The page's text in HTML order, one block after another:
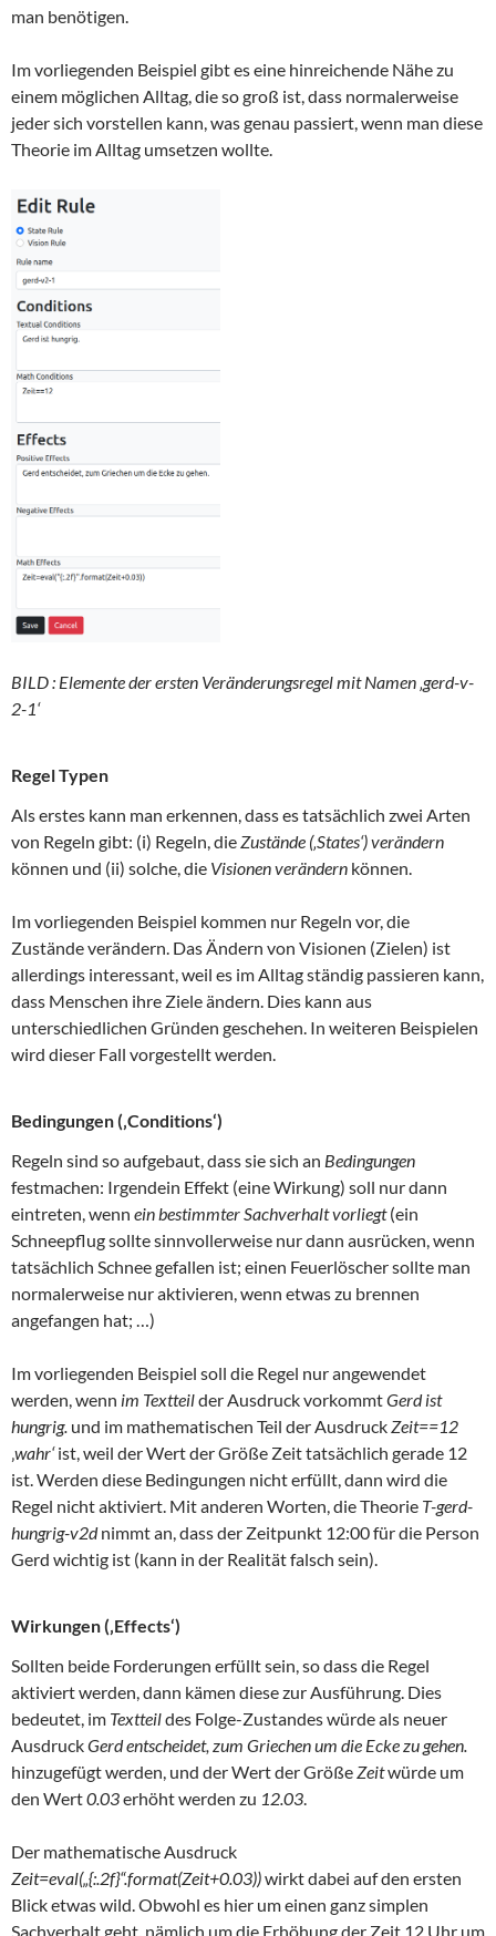
man benötigen.
Im vorliegenden Beispiel gibt es eine hinreichende Nähe zu
einem möglichen Alltag, die so groß ist, dass normalerweise
jeder sich vorstellen kann, was genau passiert, wenn man diese
Theorie im Alltag umsetzen wollte.
BILD : Elemente der ersten Veränderungsregel mit Namen ‚gerd-v-
2-1‘
Regel Typen
Als erstes kann man erkennen, dass es tatsächlich zwei Arten
von Regeln gibt: (i) Regeln, dieZustände (‚States‘) verändern
können und (ii) solche, die Visionenverändern können.
Im vorliegenden Beispiel kommen nur Regeln vor, die
Zustände verändern. Das Ändern von Visionen (Zielen) ist
allerdings interessant, weil es im Alltag ständig passieren kann,
dass Menschen ihre Ziele ändern. Dies kann aus
unterschiedlichen Gründen geschehen. In weiteren Beispielen
wird dieser Fall vorgestellt werden.
Bedingungen (‚Conditions‘)
Regeln sind so aufgebaut, dass sie sich an Bedingungen
festmachen: Irgendein Effekt (eine Wirkung) soll nur dann
eintreten, wenn ein bestimmter Sachverhalt vorliegt(ein
Schneepflug sollte sinnvollerweise nur dann ausrücken, wenn
tatsächlich Schnee gefallen ist; einen Feuerlöscher sollte man
normalerweise nur aktivieren, wenn etwas zu brennen
angefangen hat; …)
Im vorliegenden Beispiel soll die Regel nur angewendet
werden, wenn im Textteilder Ausdruck vorkommtGerd ist
hungrig. und im mathematischen Teil der AusdruckZeit==12
‚wahr‘ist, weil der Wert der Größe Zeit tatsächlich gerade 12
ist. Werden diese Bedingungen nicht erfüllt, dann wird die
Regel nicht aktiviert. Mit anderen Worten, die Theorie T-gerd-
hungrig-v2dnimmt an, dass der Zeitpunkt 12:00 für die Person
Gerd wichtig ist (kann in der Realität falsch sein).
Wirkungen (‚Effects‘)
Sollten beide Forderungen erfüllt sein, so dass die Regel
aktiviert werden, dann kämen diese zur Ausführung. Dies
bedeutet, im Textteildes Folge-Zustandes würde als neuer
AusdruckGerd entscheidet, zum Griechen um die Ecke zu gehen.
hinzugefügt werden, und der Wert der GrößeZeitwürde um
den Wert0.03erhöht werden zu 12.03.
Der mathematische Ausdruck
Zeit=eval(„{:.2f}“.format(Zeit+0.03))wirkt dabei auf den ersten
Blick etwas wild. Obwohl es hier um einen ganz simplen
Sachverhalt geht, nämlich um die Erhöhung der Zeit 12 Uhr um